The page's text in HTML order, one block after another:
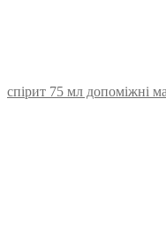
спірит 75 мл допоміжні